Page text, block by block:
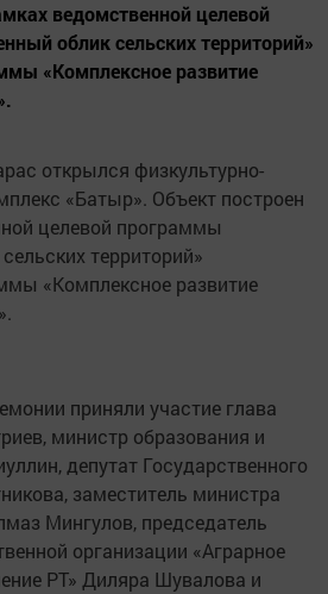
ведомственной целевой
облик сельских территорий»
«Комплексное развитие
открылся физкультурно-
«Батыр». Объект построен
целевой программы
территорий»
«Комплексное развитие
приняли участие глава
министр образования и
депутат Государственного
заместитель министра
Мингулов, председатель
организации «Аграрное
РТ» Диляра Шувалова и